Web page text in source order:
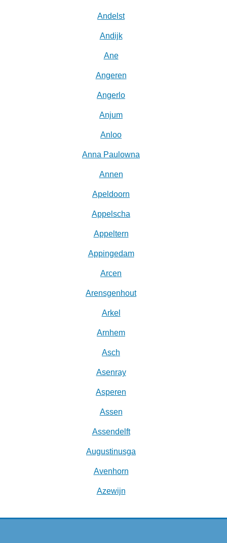
Andelst
Andijk
Ane
Angeren
Angerlo
Anjum
Anloo
Anna Paulowna
Annen
Apeldoorn
Appelscha
Appeltern
Appingedam
Arcen
Arensgenhout
Arkel
Arnhem
Asch
Asenray
Asperen
Assen
Assendelft
Augustinusga
Avenhorn
Azewijn